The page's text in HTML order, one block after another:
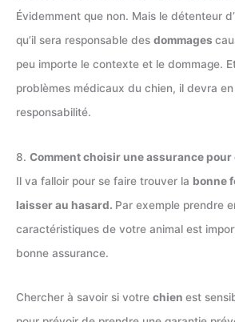
Évidemment que non. Mais le détenteur
qu’il sera responsable des dommages
peu importe le contexte et le dommage.
problèmes médicaux du chien, il devra en
responsabilité.
8. Comment choisir une assurance pour
Il va falloir pour se faire trouver la bonne
laisser au hasard. Par exemple prendre
caractéristiques de votre animal est
bonne assurance.
Chercher à savoir si votre chien est